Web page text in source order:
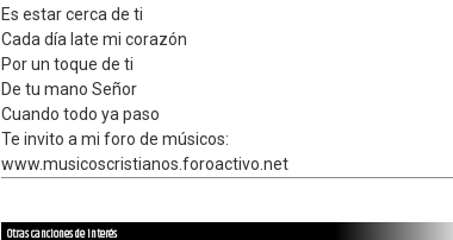
Es estar cerca de ti
Cada día late mi corazón
Por un toque de ti
De tu mano Señor
Cuando todo ya paso
Te invito a mi foro de músicos:
www.musicoscristianos.foroactivo.net
Otras canciones de interés